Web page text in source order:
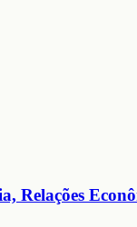
Relações